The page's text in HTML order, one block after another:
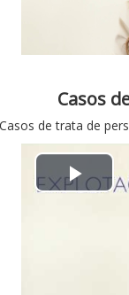
V
d
e
Casos
Casos de trata de
P